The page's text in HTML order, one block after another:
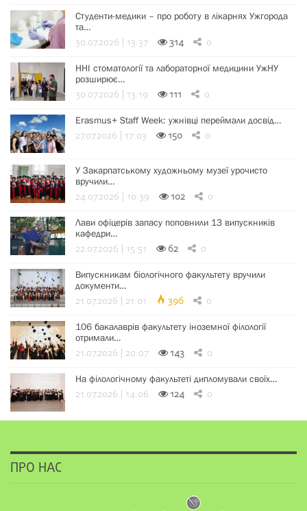
Студенти-медики – про роботу в лікарнях Ужгорода
та…
30.07.2026 | 13:37 314 0
ННІ стоматології та лабораторної медицини УжНУ
розширює…
30.07.2026 | 13:19 111 0
Erasmus+ Staff Week: ужнівці переймали досвід…
27.07.2026 | 17:03 150 0
У Закарпатському художньому музеї урочисто
вручили…
24.07.2026 | 10:39 102 0
Лави офіцерів запасу поповнили 13 випускників
кафедри…
22.07.2026 | 15:51 62 0
Випускникам біологічного факультету вручили
документи…
21.07.2026 | 21:01 396 0
106 бакалаврів факультету іноземної філології
отримали…
21.07.2026 | 20:07 143 0
На філологічному факультеті дипломували своїх…
21.07.2026 | 14:06 124 0
ПРО НАС